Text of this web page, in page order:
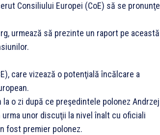
Consiliului Europei (CoE) să se pronunţe
urmează să prezinte un raport pe această
care vizează o potenţială încălcare a
o zi după ce preşedintele polonez Andrzej
urma unor discuţii la nivel înalt cu oficiali
fost premier polonez.